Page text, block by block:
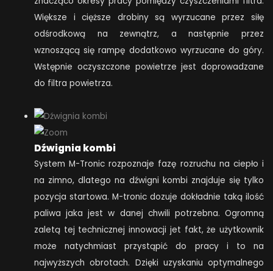
Większe i cięższe drobiny są wyrzucane przez siłę
odśrodkową na zewnątrz, a następnie przez
wznoszącą się rampę dodatkowo wyrzucane do góry.
Wstępnie oczyszczone powietrze jest doprowadzane
do filtra powietrza.
Dźwignia kombi
System M-Tronic rozpoznaje fazę rozruchu na ciepło i
na zimno, dlatego na dźwigni kombi znajduje się tylko
pozycja startowa. M-tronic dozuje dokładnie taką ilość
paliwa jaka jest w danej chwili potrzebna. Ogromną
zaletą tej technicznej innowacji jet fakt, że użytkownik
może natychmiast przystąpić do pracy i to na
najwyższych obrotach. Dzięki uzyskaniu optymalnego